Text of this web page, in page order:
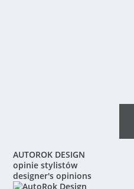
AUTOROK DESIGN
opinie stylistów
designer's opinions